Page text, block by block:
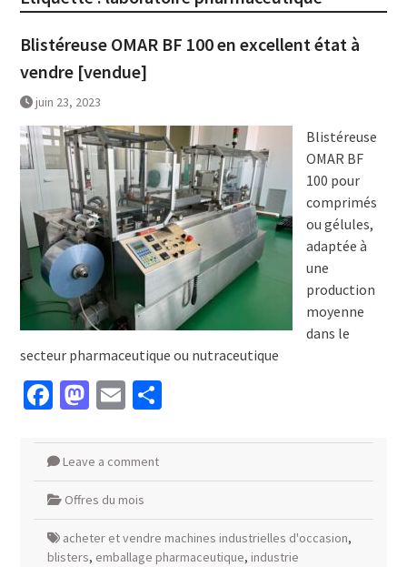
Blistéreuse OMAR BF 100 en excellent état à
vendre [vendue]
juin 23, 2023
Blistéreuse
OMAR BF
100 pour
comprimés
ou gélules,
adaptée à
une
production
moyenne
dans le
secteur pharmaceutique ou nutraceutique
Facebook
Mastodon
EmailPartager
Leave a comment
Offres du mois
acheter et vendre machines industrielles d'occasion,
blisters, emballage pharmaceutique, industrie